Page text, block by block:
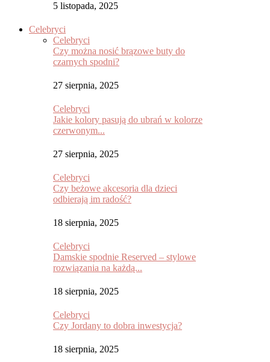
5 listopada, 2025
Celebryci
Celebryci
Czy można nosić brązowe buty do
czarnych spodni?
27 sierpnia, 2025
Celebryci
Jakie kolory pasują do ubrań w kolorze
czerwonym...
27 sierpnia, 2025
Celebryci
Czy beżowe akcesoria dla dzieci
odbierają im radość?
18 sierpnia, 2025
Celebryci
Damskie spodnie Reserved – stylowe
rozwiązania na każdą...
18 sierpnia, 2025
Celebryci
Czy Jordany to dobra inwestycja?
18 sierpnia, 2025